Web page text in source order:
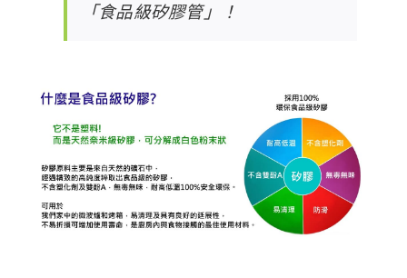
「食品級矽膠管」！